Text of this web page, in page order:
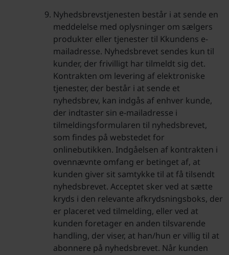
Nyhedsbrevstjenesten består i at sende en
meddelelse med oplysninger om sælgers
produkter eller tjenester til Kkundens e-
mailadresse. Nyhedsbrevet sendes kun til
kunder, der frivilligt har tilmeldt sig det.
Kontrakten om levering af elektroniske
tjenester, der består i at sende et
nyhedsbrev, kan indgås af enhver kunde,
der indtaster sin e-mailadresse i
tilmeldingsformularen til nyhedsbrevet,
som findes på webstedet for
onlinebutikken. Indgåelsen af kontrakten i
ovennævnte omfang er betinget af, at
kunden giver sit samtykke til at få tilsendt
nyhedsbrevet. Acceptet sker ved at sætte
kryds i den relevante afkrydsningsboks, der
er placeret ved tilmelding, eller ved at
kunden foretager en anden tilsvarende
handling, der viser, at han/hun er villig til at
abonnere på nyhedsbrevet. Når kunden